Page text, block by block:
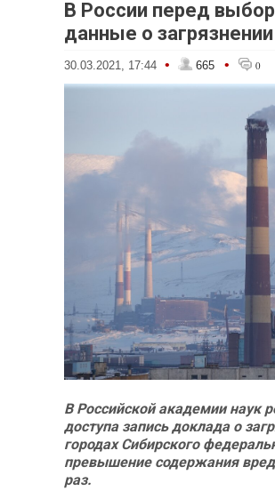
В России перед
данные о
30.03.2021, 17:44 • 665 • 0
В Российской академии наук
доступа запись доклада о
городах Сибирского
превышение содержания
раз.